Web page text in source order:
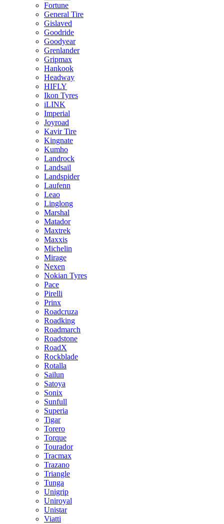
Fortune
General Tire
Gislaved
Goodride
Goodyear
Grenlander
Gripmax
Hankook
Headway
HIFLY
Ikon Tyres
iLINK
Imperial
Joyroad
Kavir Tire
Kingnate
Kumho
Landrock
Landsail
Landspider
Laufenn
Leao
Linglong
Marshal
Matador
Maxtrek
Maxxis
Michelin
Mirage
Nexen
Nokian Tyres
Pace
Pirelli
Prinx
Roadcruza
Roadking
Roadmarch
Roadstone
RoadX
Rockblade
Rotalla
Sailun
Satoya
Sonix
Sunfull
Superia
Tigar
Torero
Torque
Tourador
Tracmax
Trazano
Triangle
Tunga
Unigrip
Uniroyal
Unistar
Viatti